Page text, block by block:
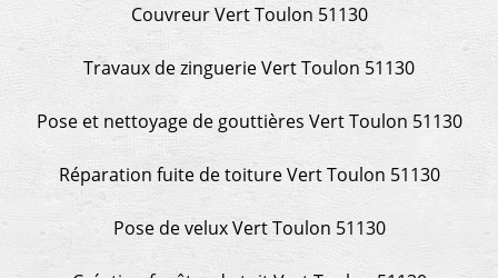
Couvreur Vert Toulon 51130
Travaux de zinguerie Vert Toulon 51130
Pose et nettoyage de gouttières Vert Toulon 51130
Réparation fuite de toiture Vert Toulon 51130
Pose de velux Vert Toulon 51130